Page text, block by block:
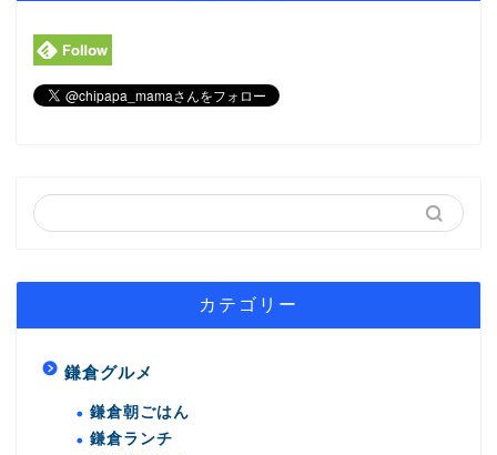
カテゴリー
鎌倉グルメ
鎌倉朝ごはん
鎌倉ランチ